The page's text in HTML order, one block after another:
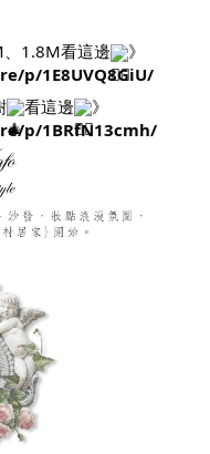
1.8M看這邊
》
p/1E8UVQ8GiU/
看這邊
》
p/1BRfN13cmh/